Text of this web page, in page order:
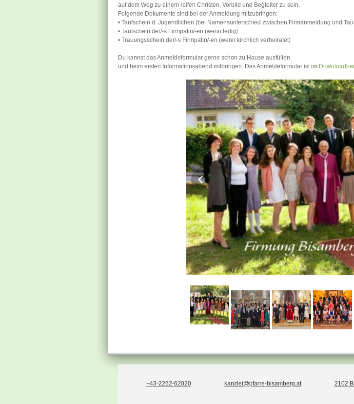
auf dem Weg zu einem reifen Christen, Vorbild und Begleiter zu sein.
Folgende Dokumente sind bei der Anmeldung mitzubringen:
• Taufschein d. Jugendlichen (bei Namensunterschied zwischen Firmanmeldung und
• Taufschein der/-s Firmpatin/-en (wenn ledig)
• Trauungsschein der/-s Firmpatin/-en (wenn kirchlich verheiratet)
Du kannst das Anmeldeformular gerne schon zu Hause ausfüllen
und beim ersten Informationsabend mitbringen. Das Anmeldeformular ist im
+43-2262-62020 kanzlei@pfarre-bisamberg.at 2102